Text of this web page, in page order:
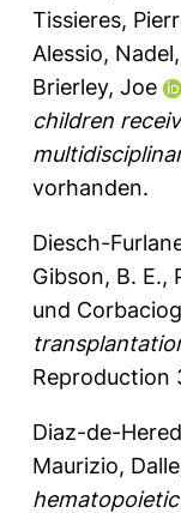
Tissieres,
Alessio,
Brierley, Joe
children
vorhanden.
Diesch-
Gibson, B. E.,
und
Reproduction
Diaz-de-
Maurizio,